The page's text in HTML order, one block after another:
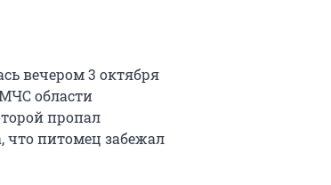
вечером 3 октября
области
пропал
что питомец забежал